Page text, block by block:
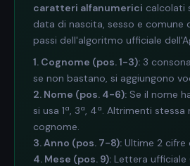
caratteri alfanumerici calcolati
data di nascita, sesso e comune
passi dell'algoritmo ufficiale
1. Cognome (pos. 1-3): 3
se non bastano, si aggiungono
2. Nome (pos. 4-6): Se il nome
si usa 1ª, 3ª, 4ª. Altrimenti stessa
cognome.
3. Anno (pos. 7-8): Ultime 2 cifre
4. Mese (pos. 9): Lettera ufficiale